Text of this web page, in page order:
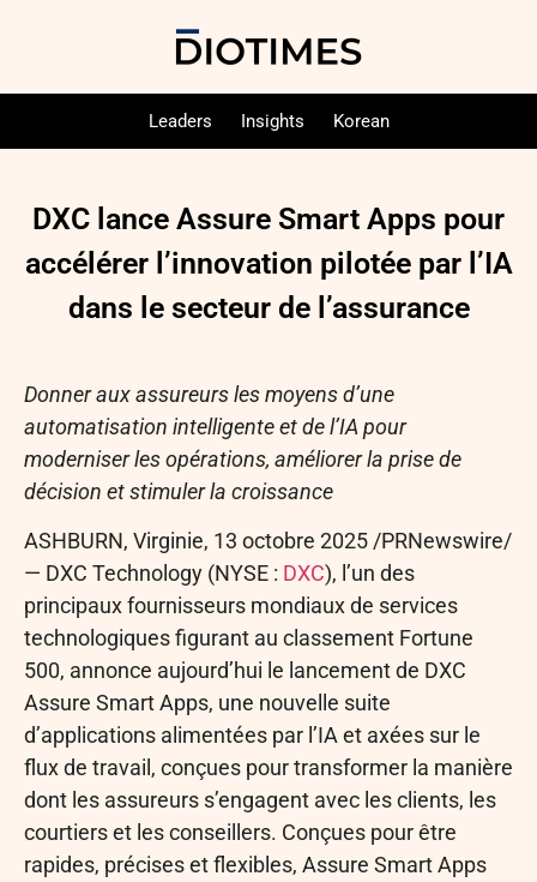
Leaders Insights Korean
DXC lance Assure Smart Apps pour
accélérer l’innovation pilotée par l’IA
dans le secteur de l’assurance
Donner aux assureurs les moyens d’une
automatisation intelligente et de l’IA pour
moderniser les opérations, améliorer la prise de
décision et stimuler la croissance
ASHBURN, Virginie, 13 octobre 2025/PRNewswire/
— DXC Technology (NYSE : DXC), l’un des
principaux fournisseurs mondiaux de services
technologiques figurant au classement Fortune
500, annonce aujourd’hui le lancement de DXC
Assure Smart Apps, une nouvelle suite
d’applications alimentées par l’IA et axées sur le
flux de travail, conçues pour transformer la manière
dont les assureurs s’engagent avec les clients, les
courtiers et les conseillers. Conçues pour être
rapides, précises et flexibles, Assure Smart Apps